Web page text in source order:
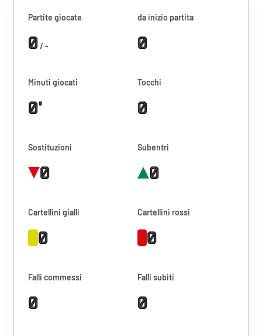
Partite giocate
0/ -
da inizio partita
0
Minuti giocati
0'
Tocchi
0
Sostituzioni
0
Subentri
0
Cartellini gialli
0
Cartellini rossi
0
Falli commessi
0
Falli subiti
0